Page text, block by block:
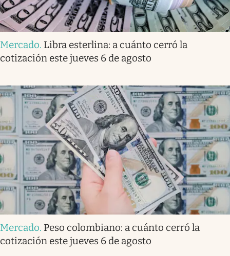
Mercado. Libra esterlina: a cuánto cerró la
cotización este jueves 6 de agosto
Mercado. Peso colombiano: a cuánto cerró la
cotización este jueves 6 de agosto